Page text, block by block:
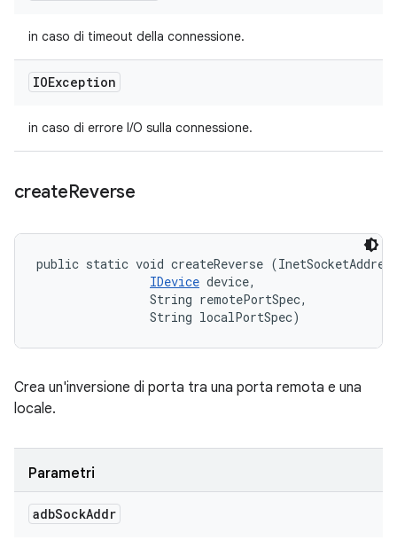
in caso di timeout della connessione.
IOException
in caso di errore I/O sulla connessione.
createReverse
public static void createReverse
IDevice device,
                String remotePortSpec,
                String localPortSpec)
Crea un'inversione di porta tra una porta remota e una
locale.
Parametri
adbSockAddr